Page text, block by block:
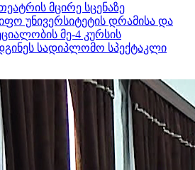
მცირე სცენაზე
უნივერსიტეტის დრამისა და
მე-4 კურსის
სადიპლომო სპექტაკლი